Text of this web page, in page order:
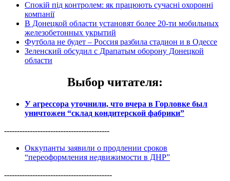
Спокій під контролем: як працюють сучасні охоронні
компанії
В Донецкой области установят более 20-ти мобильных
железобетонных укрытий
Футбола не будет – Россия разбила стадион и в Одессе
Зеленский обсудил с Драпатым оборону Донецкой
области
Выбор читателя:
У агрессора уточнили, что вчера в Горловке был
уничтожен “склад кондитерской фабрики”
-----------------------------------------
Оккупанты заявили о продлении сроков
“переоформления недвижимости в ДНР”
------------------------------------------